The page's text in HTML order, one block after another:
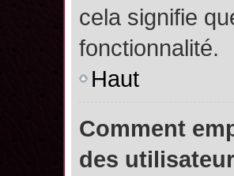
cela signifie
fonctionnalité.
Haut
Comment
des